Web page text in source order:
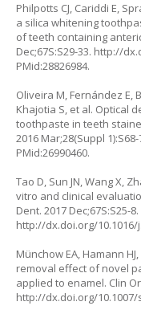
Philpotts CJ, Cariddi E,
a silica whitening
of teeth containing
Dec;67S:S29-33. http://
PMid:28826984.
Oliveira M, Fernández E,
Khajotia S, et al. Optical
toothpaste in teeth
2016 Mar;28(Suppl
PMid:26990460.
Tao D, Sun JN, Wang X,
vitro and clinical
Dent. 2017 Dec;67S:S25-8.
http://dx.doi.org/10.1016/
Münchow EA, Hamann
removal effect of novel
applied to enamel. Clin
http://dx.doi.org/10.1007/